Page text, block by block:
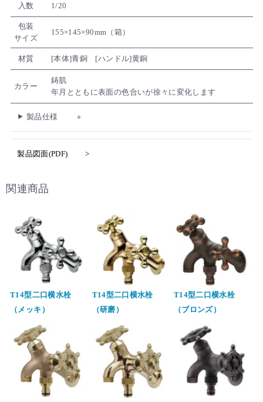
入数 1/20
包装
サイズ
155×145×90mm（箱）
材質 [本体]青銅 [ハンドル]黄銅
カラー
鋳肌
年月とともに表面の色合いが徐々に変化します
製品仕様
製品図面(PDF)
関連商品
T14型二口横水栓
（メッキ）
T14型二口横水栓
（研磨）
T14型二口横水栓
（ブロンズ）